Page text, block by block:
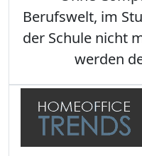
Berufswelt, im
der Schule nicht
werden